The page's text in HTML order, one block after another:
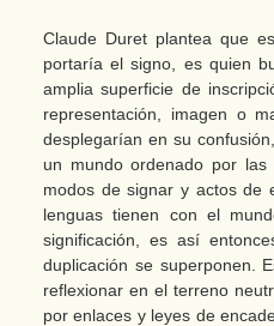
Claude Duret plantea que
portaría el signo, es quien
amplia superficie de
representación, imagen o
desplegarían en su
un mundo ordenado por
modos de signar y actos de
lenguas tienen con el
significación, es así
duplicación se superponen.
reflexionar en el terreno
por enlaces y leyes de